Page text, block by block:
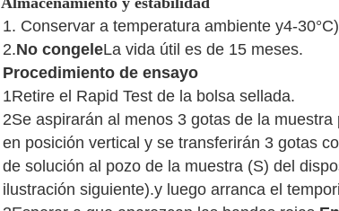
1. Conservar a temperatura ambiente y4-30°C)
2.No congeleLa vida útil es de 15 meses.
Procedimiento de ensayo
1Retire el Rapid Test de la bolsa sellada.
2Se aspirarán al menos 3 gotas de la
en posición vertical y se transferirán 3 gotas
de solución al pozo de la muestra (S) del
ilustración siguiente).y luego arranca el